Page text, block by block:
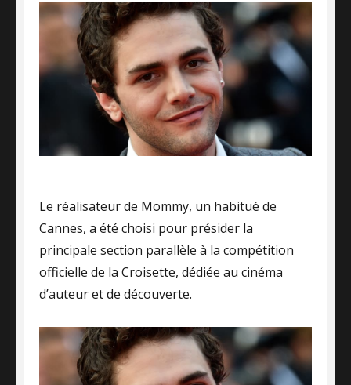
Le réalisateur de Mommy, un habitué de
Cannes, a été choisi pour présider la
principale section parallèle à la compétition
officielle de la Croisette, dédiée au cinéma
d’auteur et de découverte.